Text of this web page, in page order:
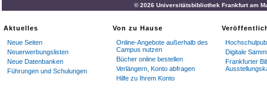
© 2026 Universitätsbibliothek Frankfurt am
Aktuelles
Neue Seiten
Neuerwerbungslisten
Neue Datenbanken
Führungen und Schulungen
Von zu Hause
Online-Angebote außerhalb des
Campus nutzen
Bücher online bestellen
Verlängern, Konto abfragen
Hilfe zu Ihrem Konto
Digitale
Frankfurter